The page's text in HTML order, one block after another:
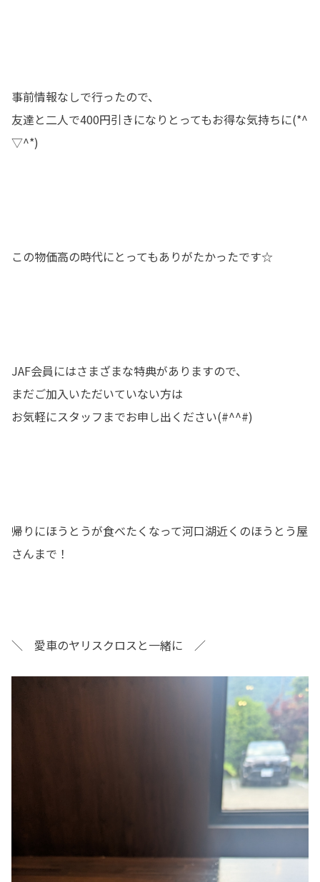
事前情報なしで行ったので、
友達と二人で400円引きになりとってもお得な気持ちに(*^
▽^*)
この物価高の時代にとってもありがたかったです☆
JAF会員にはさまざまな特典がありますので、
まだご加入いただいていない方は
お気軽にスタッフまでお申し出ください(#^^#)
帰りにほうとうが食べたくなって河口湖近くのほうとう屋
さんまで！
＼ 愛車のヤリスクロスと一緒に ／